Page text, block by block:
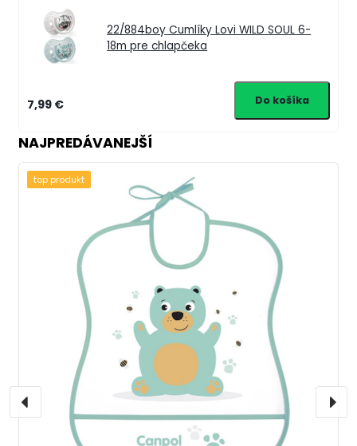
22/884boy Cumlíky Lovi WILD SOUL 6-
18m pre chlapčeka
7,99 €
NAJPREDÁVANEJŠÍ
top produkt